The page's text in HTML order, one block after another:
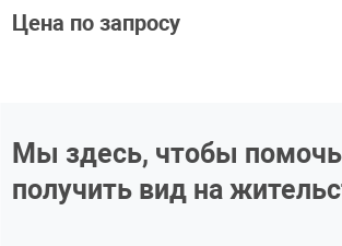
Цена по запросу
Мы здесь, чтобы
получить вид на